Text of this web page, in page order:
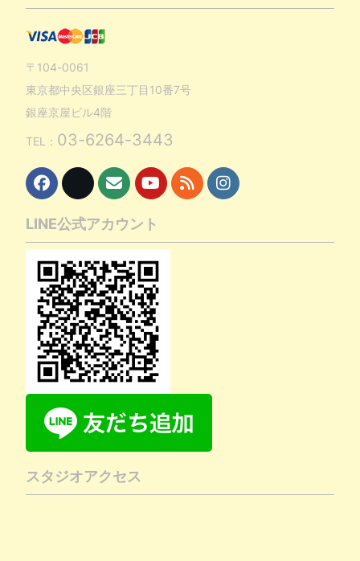
〒104-0061
東京都中央区銀座三丁目10番7号
銀座京屋ビル4階
TEL： 03-6264-3443
LINE公式アカウント
スタジオアクセス